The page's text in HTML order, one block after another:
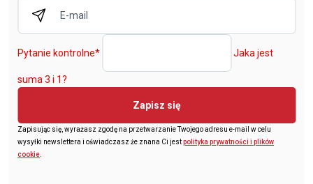
Pytanie kontrolne* Jaka jest
suma 3 i 1?
Zapisz się
Zapisując się, wyrażasz zgodę na przetwarzanie Twojego adresu e-mail w celu
wysyłki newslettera i oświadczasz że znana Ci jestpolityka prywatności i plików
cookie